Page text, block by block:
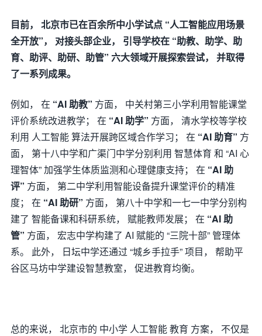
目前， 北京市已在百余所中小学试点 “人工智能应用场景
全开放”， 对接头部企业， 引导学校在 “助教、助学、助
育、助评、助研、助管” 六大领域开展探索尝试， 并取得
了一系列成果。
例如， 在 “AI 助教” 方面， 中关村第三小学利用智能课堂
评价系统改进教学； 在 “AI 助学” 方面， 清水学校等学校
利用 人工智能 算法开展跨区域合作学习； 在 “AI 助育” 方
面， 第十八中学和广渠门中学分别利用 智慧体育 和 “AI 心
理智体” 加强学生体质监测和心理健康支持； 在 “AI 助
评” 方面， 第二中学利用智能设备提升课堂评价的精准
度； 在 “AI 助研” 方面， 第八十中学和一七一中学分别构
建了 智能备课和科研系统， 赋能教师发展； 在 “AI 助
管” 方面， 宏志中学构建了 AI 赋能的 “三院十部” 管理体
系。 此外， 日坛中学还通过 “城乡手拉手” 项目， 帮助平
谷区马坊中学建设智慧教室， 促进教育均衡。
总的来说， 北京市的 中小学 人工智能 教育 方案， 不仅是